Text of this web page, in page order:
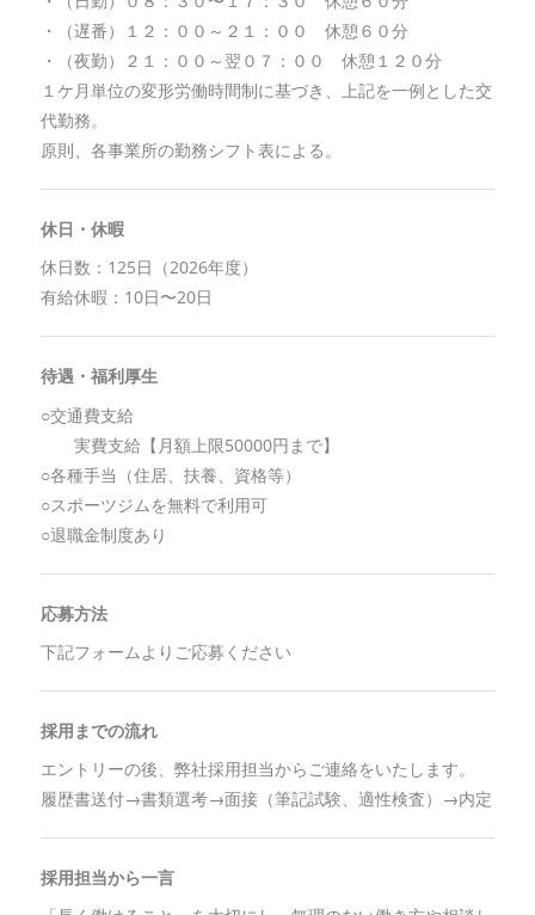
・（遅番）１２：００～２１：００ 休憩６０分
・（夜勤）２１：００～翌０７：００ 休憩１２０分
１ケ月単位の変形労働時間制に基づき、上記を一例とした交
代勤務。
原則、各事業所の勤務シフト表による。
休日・休暇
休日数：125日（2026年度）
有給休暇：10日〜20日
待遇・福利厚生
○交通費支給
実費支給【月額上限50000円まで】
○各種手当（住居、扶養、資格等）
○スポーツジムを無料で利用可
○退職金制度あり
応募方法
下記フォームよりご応募ください
採用までの流れ
エントリーの後、弊社採用担当からご連絡をいたします。
履歴書送付→書類選考→面接（筆記試験、適性検査）→内定
採用担当から一言